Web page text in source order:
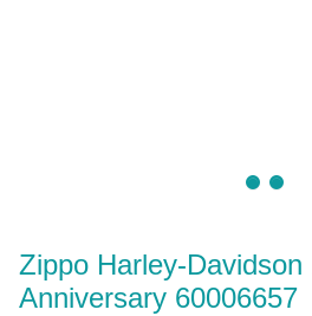
Zippo Harley-Davidson
Anniversary 60006657